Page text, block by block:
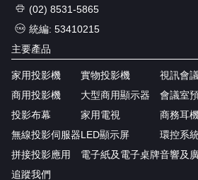
(02) 8531-5865
統編: 53410215
主要產品
家用投影機
商用投影機
投影布幕
無線投影伺服器
拼接投影應用
實物投影機
大型商用顯示器
家用電視
LED顯示屏
電子紙及電子桌牌
視訊會
會議室
商務耳
環控系
音響及
追蹤我們